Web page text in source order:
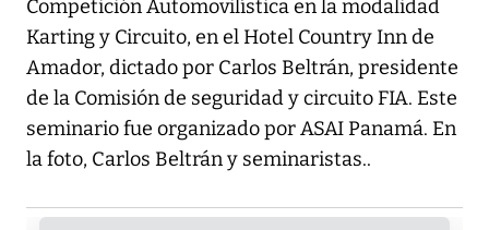
Competición Automovilística en la modalidad
Karting y Circuito, en el Hotel Country Inn de
Amador, dictado por Carlos Beltrán, presidente
de la Comisión de seguridad y circuito FIA. Este
seminario fue organizado por ASAI Panamá. En
la foto, Carlos Beltrán y seminaristas..